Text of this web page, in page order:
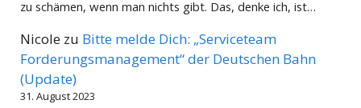
zu schämen, wenn man nichts gibt. Das, denke ich, ist…
Nicole zu Bitte melde Dich: „Serviceteam
Forderungsmanagement“ der Deutschen Bahn
(Update)
31. August 2023